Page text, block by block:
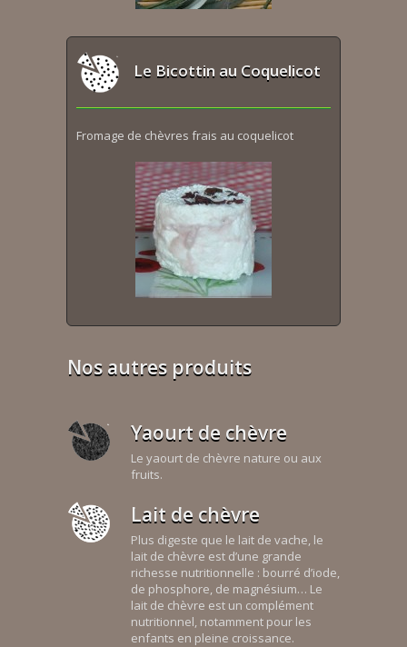
Le Bicottin au Coquelicot
Fromage de chèvres frais au coquelicot
Nos autres produits
Yaourt de chèvre
Le yaourt de chèvre nature ou aux
fruits.
Lait de chèvre
Plus digeste que le lait de vache, le
lait de chèvre est d’une grande
richesse nutritionnelle : bourré d’iode,
de phosphore, de magnésium… Le
lait de chèvre est un complément
nutritionnel, notamment pour les
enfants en pleine croissance.